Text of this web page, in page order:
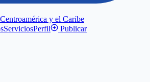
y el Caribe
ServiciosPerfil Publicar